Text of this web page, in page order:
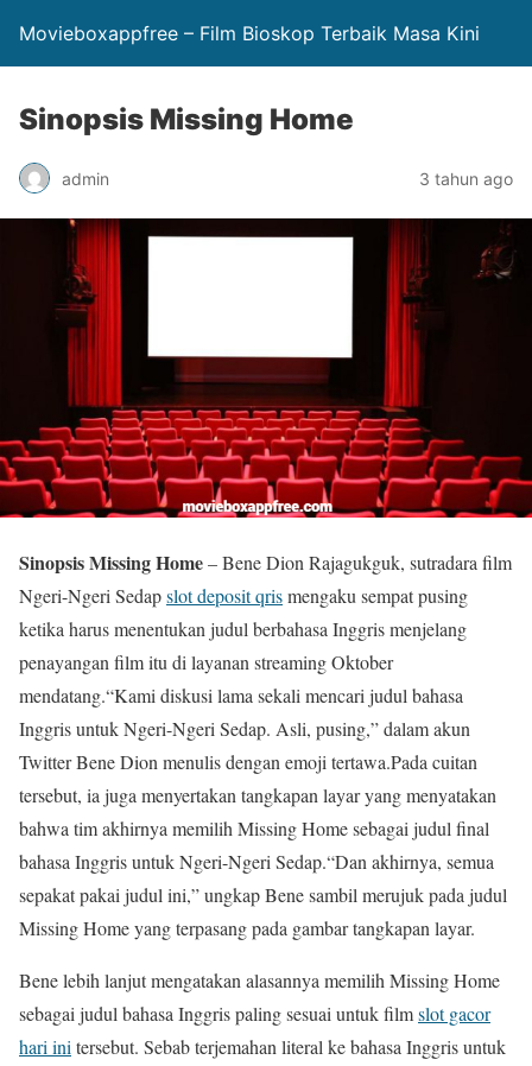
Movieboxappfree – Film Bioskop Terbaik Masa Kini
Sinopsis Missing Home
admin 3 tahun ago
Sinopsis Missing Home– Bene Dion Rajagukguk, sutradara film
Ngeri-Ngeri Sedapslot deposit qrismengaku sempat pusing
ketika harus menentukan judul berbahasa Inggris menjelang
penayangan film itu di layanan streaming Oktober
mendatang.“Kami diskusi lama sekali mencari judul bahasa
Inggris untuk Ngeri-Ngeri Sedap. Asli, pusing,” dalam akun
Twitter Bene Dion menulis dengan emoji tertawa.Pada cuitan
tersebut, ia juga menyertakan tangkapan layar yang menyatakan
bahwa tim akhirnya memilih Missing Home sebagai judul final
bahasa Inggris untuk Ngeri-Ngeri Sedap.“Dan akhirnya, semua
sepakat pakai judul ini,” ungkap Bene sambil merujuk pada judul
Missing Home yang terpasang pada gambar tangkapan layar.
Bene lebih lanjut mengatakan alasannya memilih Missing Home
sebagai judul bahasa Inggris paling sesuai untuk filmslot gacor
hari ini tersebut. Sebab terjemahan literal ke bahasa Inggris untuk